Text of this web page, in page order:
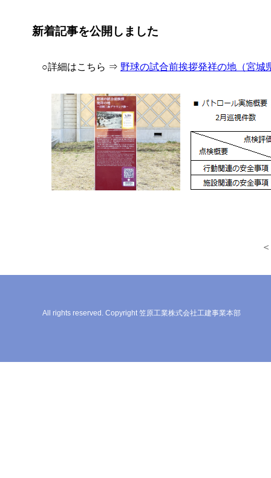
新着記事を公開しました
○詳細はこちら ⇒ 野球の試合前挨拶発祥の地（宮城
All rights reserved. Copyright 笠原工業株式会社工建事業本部